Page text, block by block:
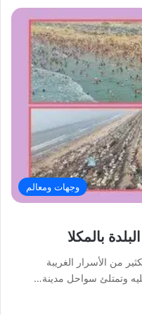
وجهات ومعالم
بالمكلا
من الأسرار الغريبة
عليه وتمتلئ سواحل مدينة…